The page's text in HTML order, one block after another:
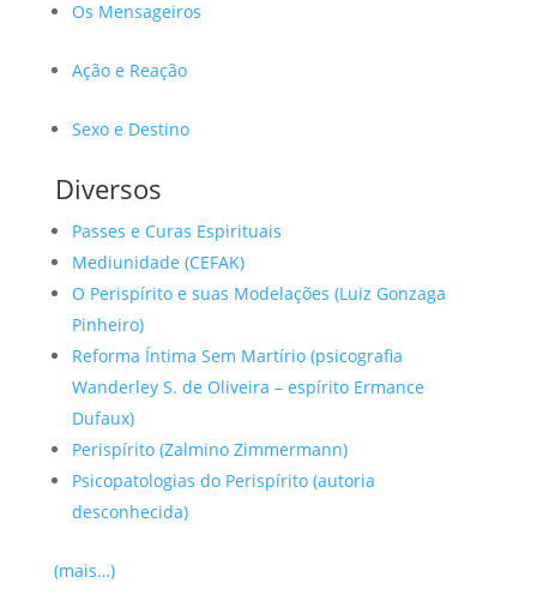
Os Mensageiros
Ação e Reação
Sexo e Destino
Diversos
Passes e Curas Espirituais
Mediunidade (CEFAK)
O Perispírito e suas Modelações (Luiz Gonzaga
Pinheiro)
Reforma Íntima Sem Martírio (psicografia
Wanderley S. de Oliveira – espírito Ermance
Dufaux)
Perispírito (Zalmino Zimmermann)
Psicopatologias do Perispírito (autoria
desconhecida)
(mais…)